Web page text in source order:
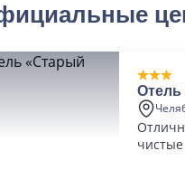
Отель